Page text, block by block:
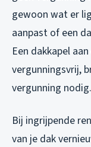
gewoon wat er
aanpast of een
Een dakkapel
vergunningsvrij,
vergunning nodig.
Bij ingrijpende
van je dak